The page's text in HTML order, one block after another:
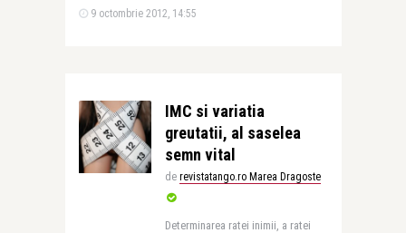
9 octombrie 2012, 14:55
IMC si variatia
greutatii, al saselea
semn vital
de revistatango.ro Marea Dragoste
Determinarea ratei inimii, a ratei